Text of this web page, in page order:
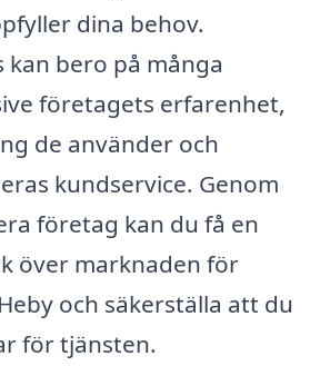
dina behov.
kan bero på många
företagets erfarenhet,
de använder och
kundservice. Genom
företag kan du få en
över marknaden för
och säkerställa att du
för tjänsten.